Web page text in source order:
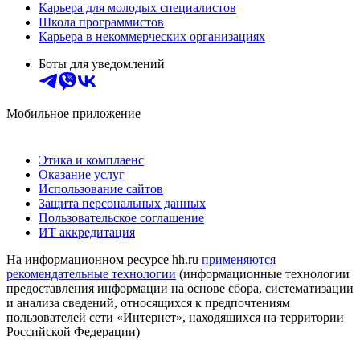
Карьера для молодых специалистов
Школа программистов
Карьера в некоммерческих организациях
Боты для уведомлений
Мобильное приложение
Этика и комплаенс
Оказание услуг
Использование сайтов
Защита персональных данных
Пользовательское соглашение
ИТ аккредитация
На информационном ресурсе hh.ru применяются
рекомендательные технологии (информационные технологии
предоставления информации на основе сбора, систематизации
и анализа сведений, относящихся к предпочтениям
пользователей сети «Интернет», находящихся на территории
Российской Федерации)